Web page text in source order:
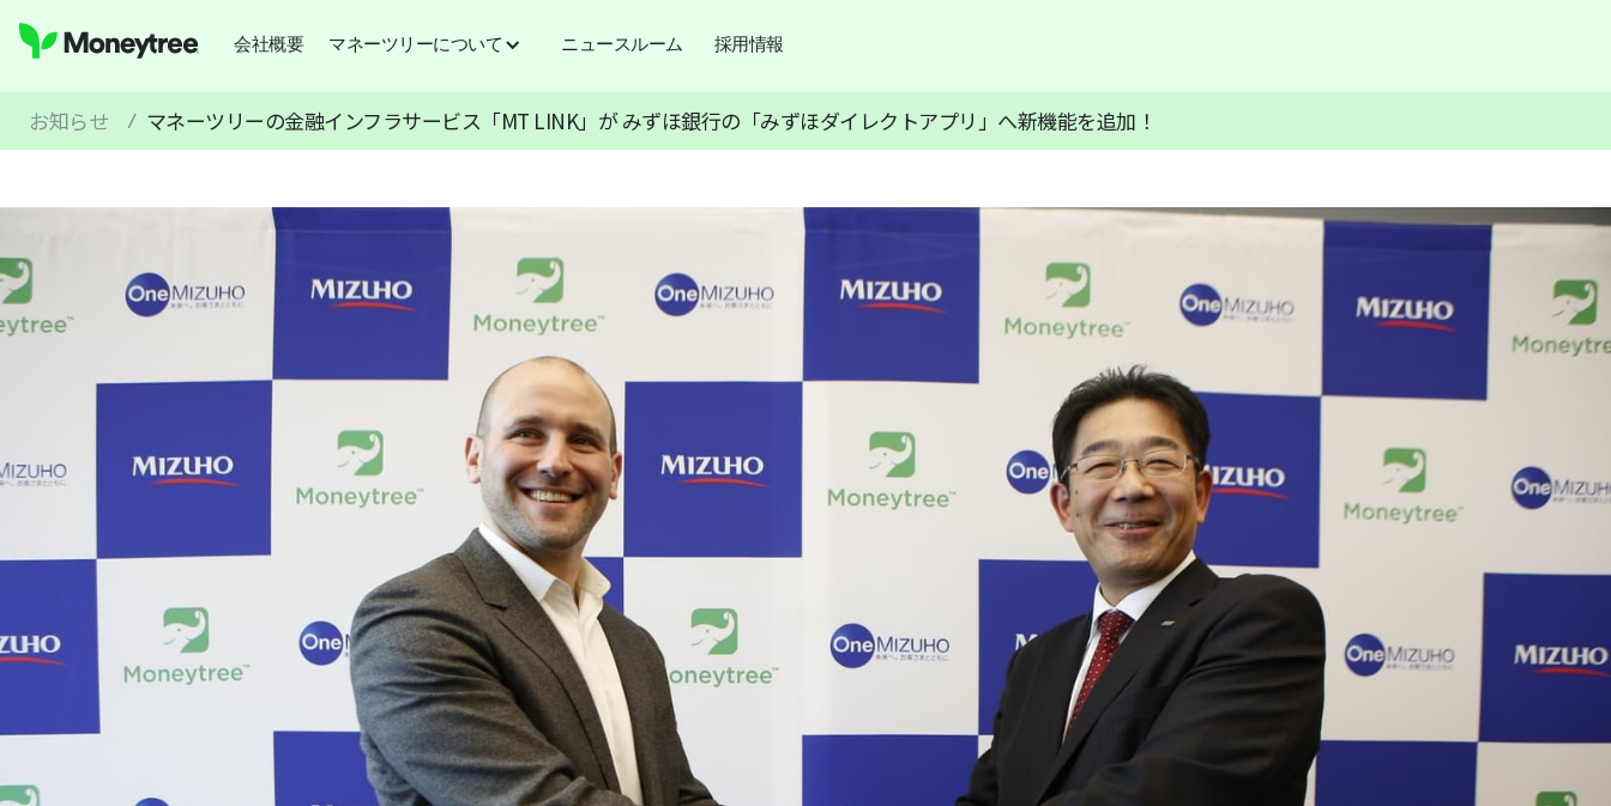
会社概要 マネーツリーについて ニュースルーム 採用情報
お知らせ / マネーツリーの金融インフラサービス「MT LINK」が みずほ銀行の「みずほダイレクトアプリ」へ新機能を追加！